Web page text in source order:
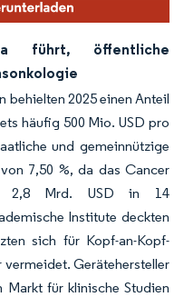
führt, öffentliche
behielten 2025 einen Anteil
häufig 500 Mio. USD pro
und gemeinnützige
7,50 %, da das Cancer
2,8 Mrd. USD in 14
Institute deckten
sich für Kopf-an-Kopf-
Gerätehersteller
für klinische Studien